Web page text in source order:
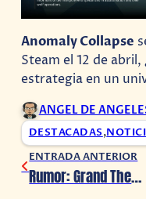
Anomaly Collapse
Steam el 12 de
estrategia en un
ANGEL DE
DESTACADAS,
ENTRADA ANTERIOR
Rumor: Grand Theft Auto 6 podría retrasarse a 2026